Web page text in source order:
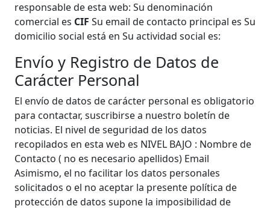
responsable de esta web: Su denominación
comercial es CIF Su email de contacto principal es Su
domicilio social está en Su actividad social es:
Envío y Registro de Datos de
Carácter Personal
El envío de datos de carácter personal es obligatorio
para contactar, suscribirse a nuestro boletín de
noticias. El nivel de seguridad de los datos
recopilados en esta web es NIVEL BAJO : Nombre de
Contacto ( no es necesario apellidos) Email
Asimismo, el no facilitar los datos personales
solicitados o el no aceptar la presente política de
protección de datos supone la imposibilidad de